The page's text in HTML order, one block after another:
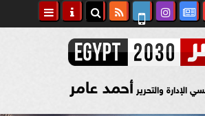
الإدارة والتحرير أحمد عامر